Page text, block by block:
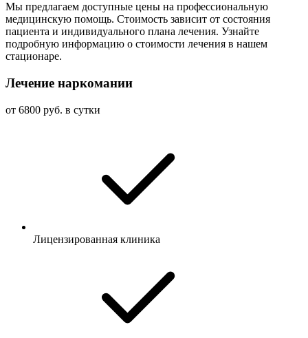
Мы предлагаем доступные цены на профессиональную
медицинскую помощь. Стоимость зависит от состояния
пациента и индивидуального плана лечения. Узнайте
подробную информацию о стоимости лечения в нашем
стационаре.
Лечение наркомании
от 6800 руб. в сутки
Лицензированная клиника